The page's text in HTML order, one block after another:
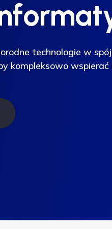
technologie w
kompleksowo
technologie w
kompleksowo
technologie w
kompleksowo